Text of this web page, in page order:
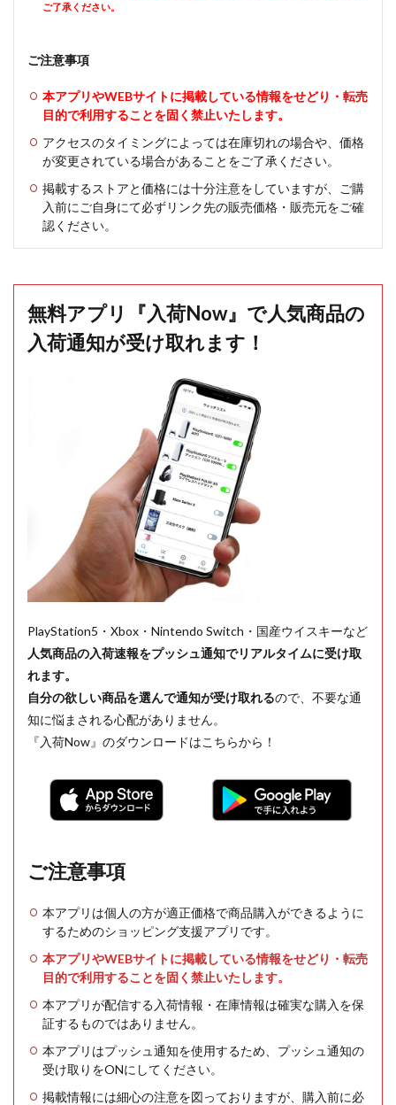
ご了承ください。
ご注意事項
本アプリやWEBサイトに掲載している情報をせどり・転売
目的で利用することを固く禁止いたします。
アクセスのタイミングによっては在庫切れの場合や、価格
が変更されている場合があることをご了承ください。
掲載するストアと価格には十分注意をしていますが、ご購
入前にご自身にて必ずリンク先の販売価格・販売元をご確
認ください。
無料アプリ『入荷Now』で人気商品の
入荷通知が受け取れます！
PlayStation5・Xbox・Nintendo Switch・国産ウイスキーなど
人気商品の入荷速報をプッシュ通知でリアルタイムに受け取
れます。
自分の欲しい商品を選んで通知が受け取れるので、不要な通
知に悩まされる心配がありません。
『入荷Now』のダウンロードはこちらから！
ご注意事項
本アプリは個人の方が適正価格で商品購入ができるように
するためのショッピング支援アプリです。
本アプリやWEBサイトに掲載している情報をせどり・転売
目的で利用することを固く禁止いたします。
本アプリが配信する入荷情報・在庫情報は確実な購入を保
証するものではありません。
本アプリはプッシュ通知を使用するため、プッシュ通知の
受け取りをONにしてください。
掲載情報には細心の注意を図っておりますが、購入前に必